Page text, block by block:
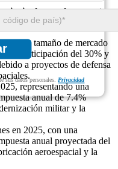
sus datos personales. Privacidad
en el segmento
con un tamaño de mercado
participación del 30% y
a proyectos de defensa
representando una
anual de 7.4%
militar y la
en 2025, con una
anual proyectada del
aeroespacial y la